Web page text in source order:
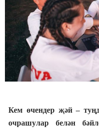
Кем өчендер җәй –
очрашулар белән